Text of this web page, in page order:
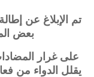
تم الإبلاغ عن
بعض
على غرار
يقلل الدواء من